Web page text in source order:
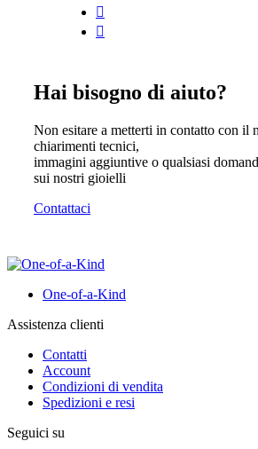
Hai bisogno di aiuto?
Non esitare a metterti in contatto con il
chiarimenti tecnici,
immagini aggiuntive o qualsiasi
sui nostri gioielli
Contattaci
One-of-a-Kind
Assistenza clienti
Contatti
Account
Condizioni di vendita
Spedizioni e resi
Seguici su